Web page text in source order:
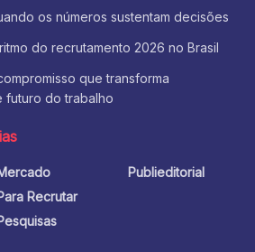
os números sustentam decisões
do recrutamento 2026 no Brasil
que transforma
futuro do trabalho
Recrutar
Publieditorial